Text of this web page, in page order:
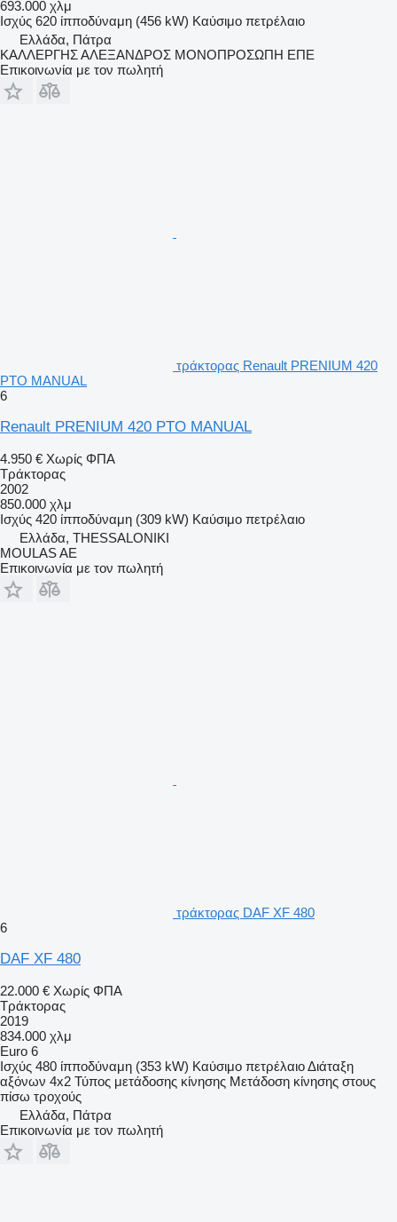
693.000 χλμ
Ισχύς 620 ίπποδύναμη (456 kW) Καύσιμο πετρέλαιο
Ελλάδα, Πάτρα
ΚΑΛΛΕΡΓΗΣ ΑΛΕΞΑΝΔΡΟΣ ΜΟΝΟΠΡΟΣΩΠΗ ΕΠΕ
Επικοινωνία με τον πωλητή
τράκτορας Renault PRENIUM 420
PTO MANUAL
6
Renault PRENIUM 420 PTO MANUAL
4.950 € Χωρίς ΦΠΑ
Τράκτορας
2002
850.000 χλμ
Ισχύς 420 ίπποδύναμη (309 kW) Καύσιμο πετρέλαιο
Ελλάδα, THESSALONIKI
MOULAS AE
Επικοινωνία με τον πωλητή
τράκτορας DAF XF 480
6
DAF XF 480
22.000 € Χωρίς ΦΠΑ
Τράκτορας
2019
834.000 χλμ
Euro 6
Ισχύς 480 ίπποδύναμη (353 kW) Καύσιμο πετρέλαιοΔιάταξη
αξόνων 4x2 Τύπος μετάδοσης κίνησης Μετάδοση κίνησης στους
πίσω τροχούς
Ελλάδα, Πάτρα
Επικοινωνία με τον πωλητή